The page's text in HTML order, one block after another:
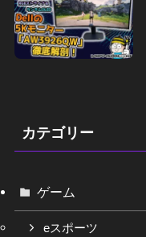
カテゴリー
ゲーム
eスポーツ